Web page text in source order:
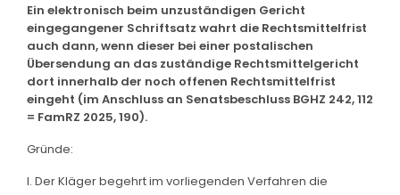
Ein elektronisch beim unzuständigen Gericht
eingegangener Schriftsatz wahrt die Rechtsmittelfrist
auch dann, wenn dieser bei einer postalischen
Übersendung an das zuständige Rechtsmittelgericht
dort innerhalb der noch offenen Rechtsmittelfrist
eingeht (im Anschluss an Senatsbeschluss BGHZ 242, 112
= FamRZ 2025, 190).
Gründe:
I. Der Kläger begehrt im vorliegenden Verfahren die